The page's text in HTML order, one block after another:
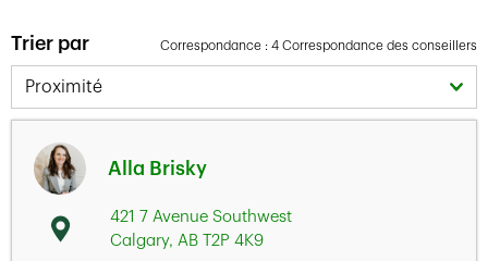
Trier par
Proximité
Correspondance : 4 Correspondance des conseillers
Alla Brisky
421 7 Avenue Southwest
Calgary, AB T2P 4K9